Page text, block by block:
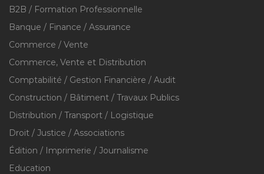
B2B / Formation Professionnelle
Banque / Finance / Assurance
Commerce / Vente
Commerce, Vente et Distribution
Comptabilité / Gestion Financière / Audit
Construction / Bâtiment / Travaux Publics
Distribution / Transport / Logistique
Droit / Justice / Associations
Édition / Imprimerie / Journalisme
Education